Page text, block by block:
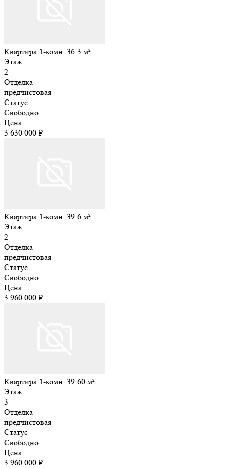
Квартира 1-комн. 36.3 м²
Этаж
2
Отделка
предчистовая
Статус
Свободно
Цена
3 630 000 ₽
Квартира 1-комн. 39.6 м²
Этаж
2
Отделка
предчистовая
Статус
Свободно
Цена
3 960 000 ₽
Квартира 1-комн. 39.60 м²
Этаж
3
Отделка
предчистовая
Статус
Свободно
Цена
3 960 000 ₽